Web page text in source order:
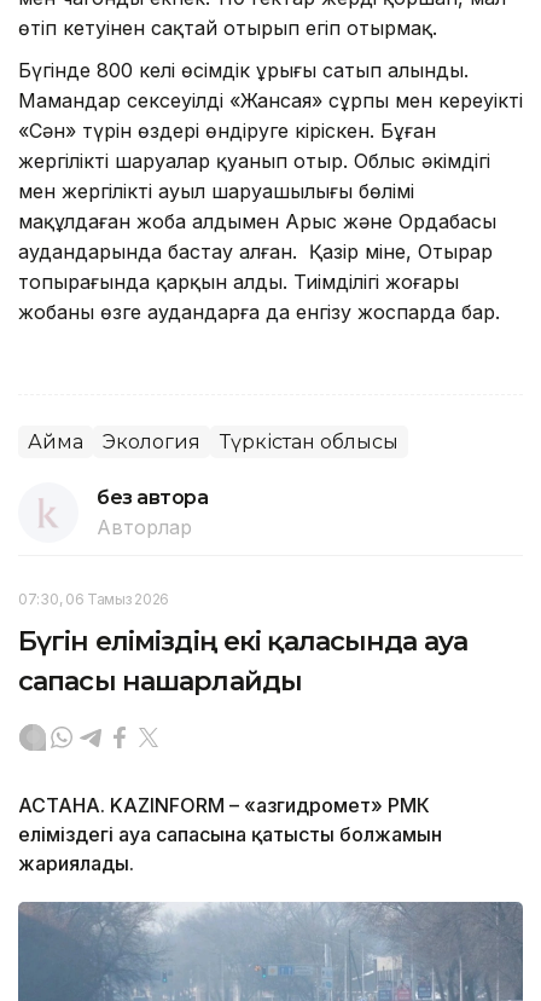
өтіп кетуінен сақтай отырып егіп отырмақ.
Бүгінде 800 келі өсімдік ұрығы сатып алынды.
Мамандар сексеуілдің «Жансая» сұрпы мен кереуіктің
«Сән» түрін өздері өндіруге кіріскен. Бұған
жергілікті шаруалар қуанып отыр. Облыс әкімдігі
мен жергілікті ауыл шаруашылығы бөлімі
мақұлдаған жоба алдымен Арыс және Ордабасы
аудандарында бастау алған. Қазір міне, Отырар
топырағында қарқын алды. Тиімділігі жоғары
жобаны өзге аудандарға да енгізу жоспарда бар.
Аймақ Экология Түркістан облысы
без автора
Авторлар
07:30, 06 Тамыз 2026
Бүгін еліміздің екі қаласында ауа
сапасы нашарлайды
АСТАНА. KAZINFORM – «Қазгидромет» РМК
еліміздегі ауа сапасына қатысты болжамын
жариялады.